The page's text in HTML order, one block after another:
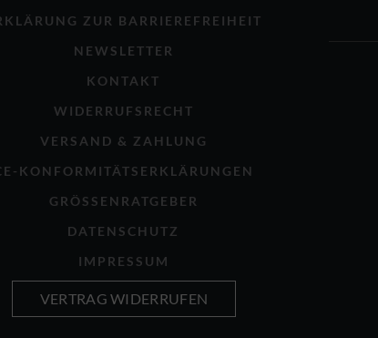
ZUR BARRIEREFREIHEIT
NEWSLETTER
KONTAKT
WIDERRUFSRECHT
VERSAND & ZAHLUNG
KONFORMITÄTSERKLÄRUNGEN
GRÖSSENRATGEBER
DATENSCHUTZ
IMPRESSUM
VERTRAG WIDERRUFEN